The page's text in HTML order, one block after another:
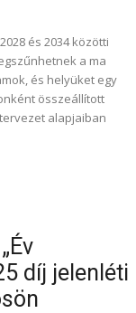
és 2034 közötti
a ma
és helyüket egy
összeállított
alapjaiban
díj jelenléti